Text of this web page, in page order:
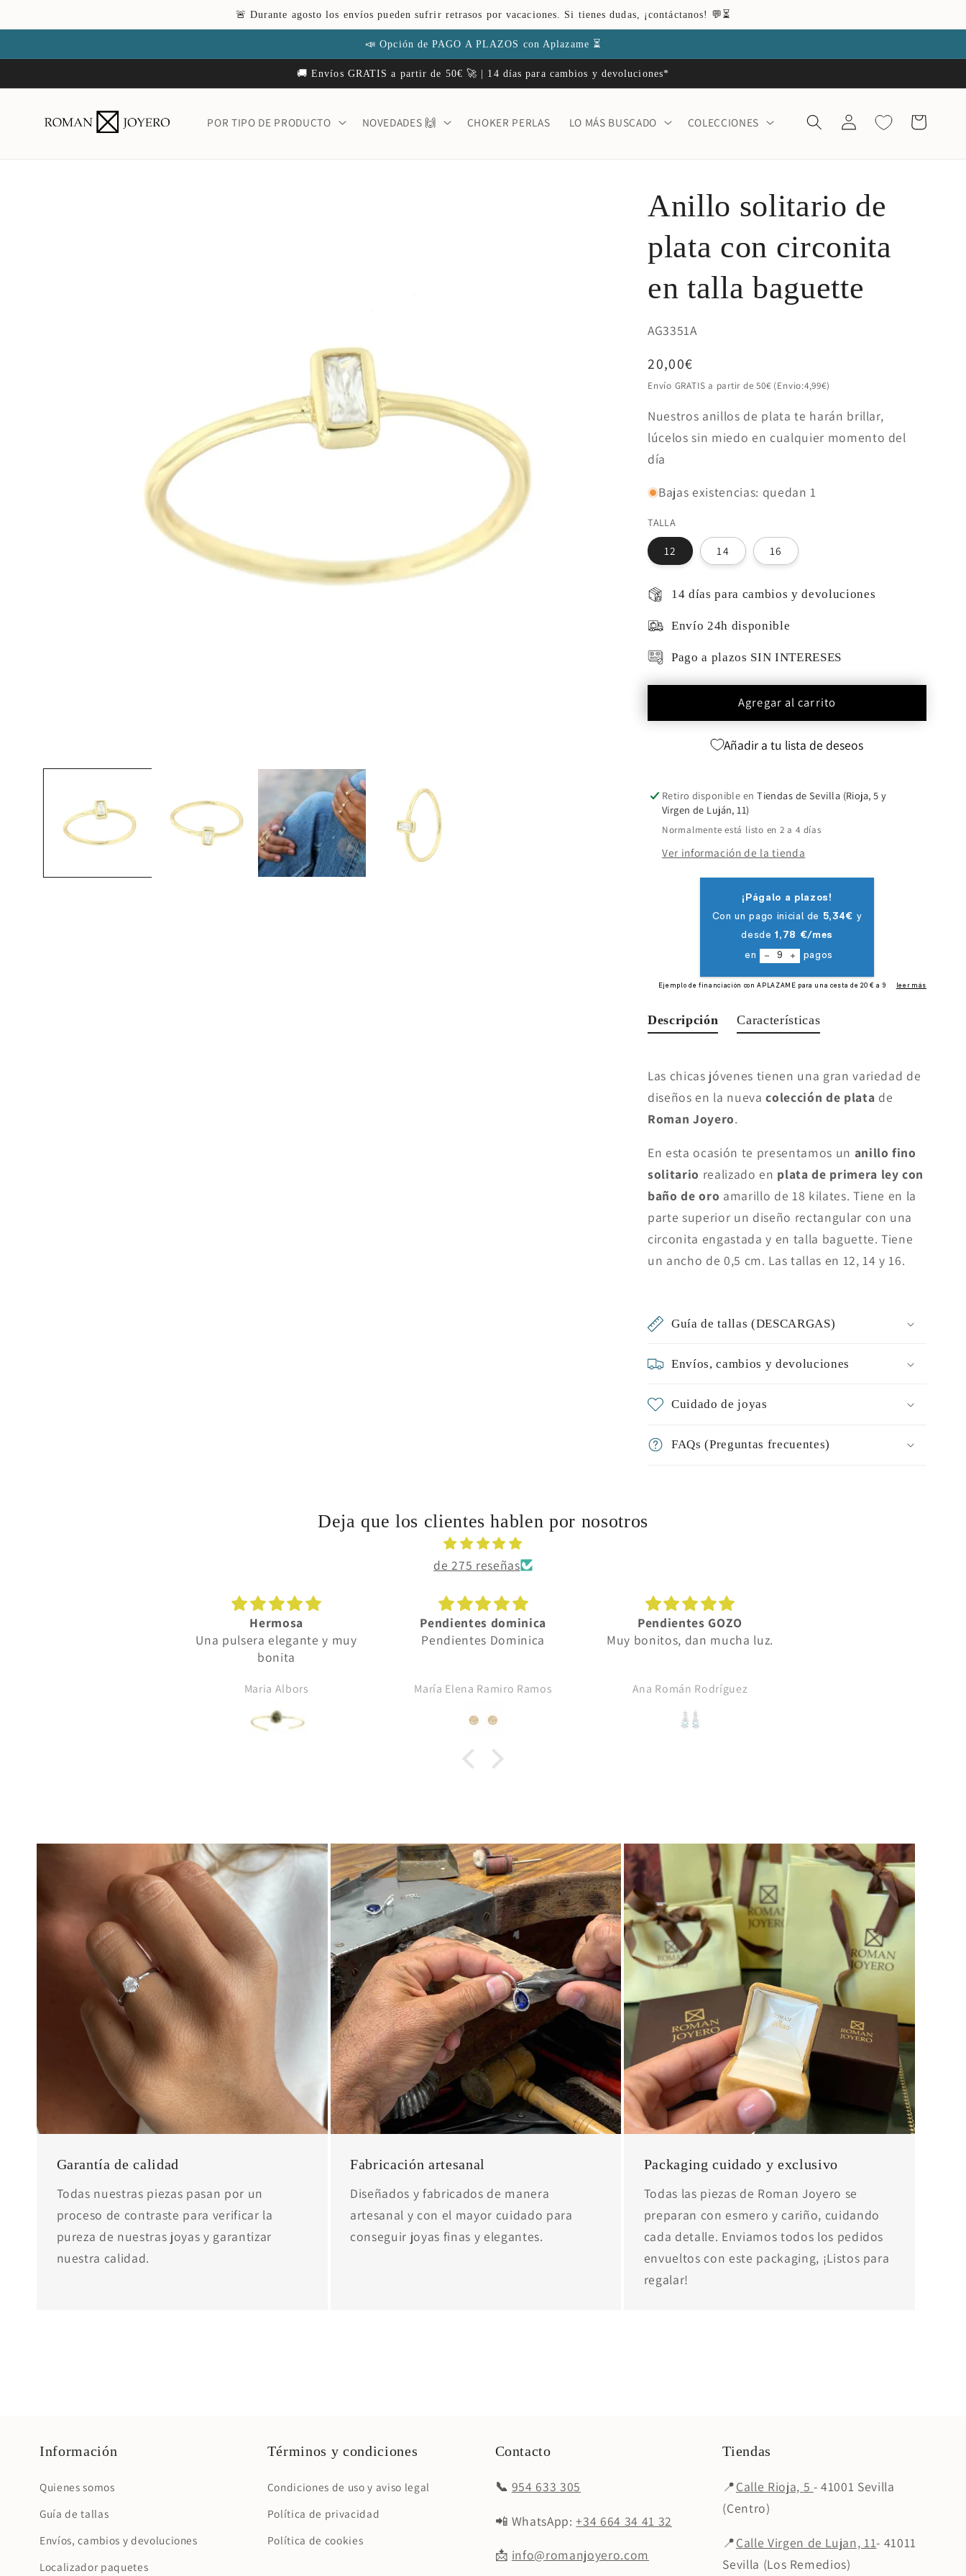
al contenido
🚨 Durante agosto los envíos pueden sufrir retrasos por vacaciones. Si tienes dudas, ¡contáctanos! 💬⏳
📣 Opción de PAGO A PLAZOS con Aplazame ⏳
🚚 Envíos GRATIS a partir de 50€ 🚀 | 14 días para cambios y devoluciones*
POR TIPO DE PRODUCTO NOVEDADES 🙌 CHOKER PERLAS LO MÁS BUSCADO COLECCIONES
Iniciar
sesión
Carrito
Anillo solitario de
plata con circonita
en talla baguette
SKU:
AG3351A
Precio
habitual
20,00€
Envío GRATIS a partir de 50€ (Envio:4,99€)
Nuestros anillos de plata te harán brillar,
lúcelos sin miedo en cualquier momento del
día
Bajas existencias: quedan 1
TALLA
12 14 16
14 días para cambios y devoluciones
Envío 24h disponible
Pago a plazos SIN INTERESES
Agregar al carrito
Añadir a tu lista de deseos
Retiro disponible enTiendas de Sevilla (Rioja, 5 y
Virgen de Luján, 11)
Normalmente está listo en 2 a 4 días
Ver información de la tienda
Descripción
Las chicas jóvenes tienen una gran variedad de
diseños en la nuevacolección de plata de
Roman Joyero.
En esta ocasión te presentamos un anillo fino
solitario realizado en plata de primera ley con
baño de oro amarillo de 18 kilates. Tiene en la
parte superior un diseño rectangular con una
circonita engastada y en talla baguette. Tiene
un ancho de 0,5 cm. Las tallas en 12, 14 y 16.
Características
Guía de tallas (DESCARGAS)
Envíos, cambios y devoluciones
Cuidado de joyas
FAQs (Preguntas frecuentes)
Deja que los clientes hablen por nosotros
de 275 reseñas
Hermosa
Una pulsera elegante y muy
bonita
Maria Albors
Pendientes dominica
Pendientes Dominica
María Elena Ramiro Ramos
Pendientes GOZO
Muy bonitos, dan mucha luz.
Ana Román Rodríguez
Garantía de calidad
Todas nuestras piezas pasan por un
proceso de contraste para verificar la
pureza de nuestras joyas y garantizar
nuestra calidad.
Fabricación artesanal
Diseñados y fabricados de manera
artesanal y con el mayor cuidado para
conseguir joyas finas y elegantes.
Packaging cuidado y exclusivo
Todas las piezas de Roman Joyero se
preparan con esmero y cariño, cuidando
cada detalle. Enviamos todos los pedidos
envueltos con este packaging, ¡Listos para
regalar!
Información
Quienes somos
Guía de tallas
Envíos, cambios y devoluciones
Localizador paquetes
Términos y condiciones
Condiciones de uso y aviso legal
Política de privacidad
Política de cookies
Contacto
📞 954 633 305
📲 WhatsApp:+34 664 34 41 32
📩 info@romanjoyero.com
Tiendas
📍Calle Rioja, 5 - 41001 Sevilla
(Centro)
📍Calle Virgen de Lujan, 11- 41011
Sevilla (Los Remedios)